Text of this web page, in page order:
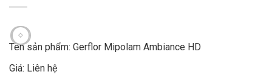
Tên sản phẩm: Gerflor Mipolam Ambiance HD
Giá: Liên hệ